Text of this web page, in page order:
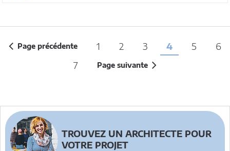
Page précédente 1 2 3 4 5
6
7
Page suivante
TROUVEZ UN ARCHITECTE POUR
VOTRE PROJET